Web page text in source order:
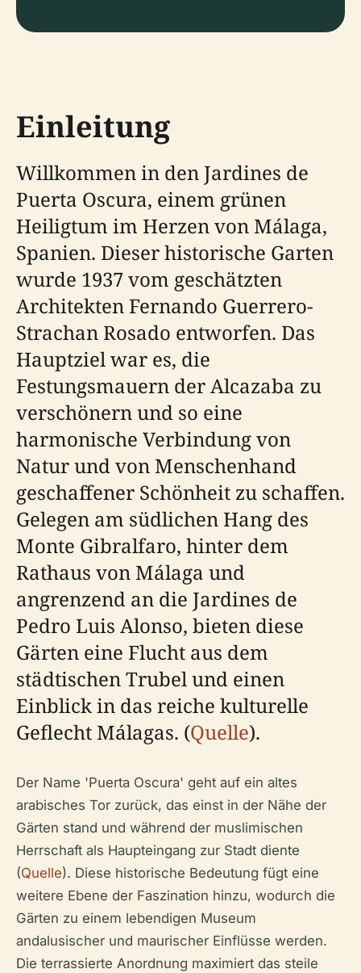
Einleitung
Willkommen in den Jardines de
Puerta Oscura, einem grünen
Heiligtum im Herzen von Málaga,
Spanien. Dieser historische Garten
wurde 1937 vom geschätzten
Architekten Fernando Guerrero-
Strachan Rosado entworfen. Das
Hauptziel war es, die
Festungsmauern der Alcazaba zu
verschönern und so eine
harmonische Verbindung von
Natur und von Menschenhand
geschaffener Schönheit zu schaffen.
Gelegen am südlichen Hang des
Monte Gibralfaro, hinter dem
Rathaus von Málaga und
angrenzend an die Jardines de
Pedro Luis Alonso, bieten diese
Gärten eine Flucht aus dem
städtischen Trubel und einen
Einblick in das reiche kulturelle
Geflecht Málagas. (Quelle).
Der Name 'Puerta Oscura' geht auf ein altes
arabisches Tor zurück, das einst in der Nähe der
Gärten stand und während der muslimischen
Herrschaft als Haupteingang zur Stadt diente
(Quelle). Diese historische Bedeutung fügt eine
weitere Ebene der Faszination hinzu, wodurch die
Gärten zu einem lebendigen Museum
andalusischer und maurischer Einflüsse werden.
Die terrassierte Anordnung maximiert das steile